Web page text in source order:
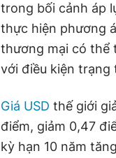
trong bối cảnh áp
thực hiện phương
thương mại có thể
với điều kiện trạng
Giá USD thế giới
điểm, giảm 0,47
kỳ hạn 10 năm